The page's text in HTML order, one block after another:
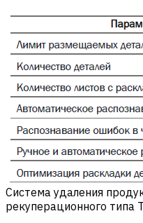
Система удаления
рекуперационного типа